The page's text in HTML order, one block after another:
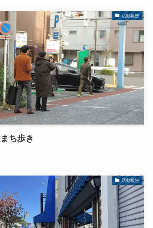
活動報告
ち歩き
活動報告